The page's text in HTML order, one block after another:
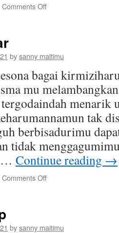
Comments Offon
bysanny maitimu
bagai
mu
menarik
tak
berbisadurimu
tidak
… Continue reading →
Comments Offon
bysanny maitimu